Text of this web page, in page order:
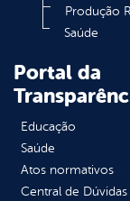
Produção
Saúde
Portal da
Educação
Saúde
Atos normativos
Central de Dúvidas